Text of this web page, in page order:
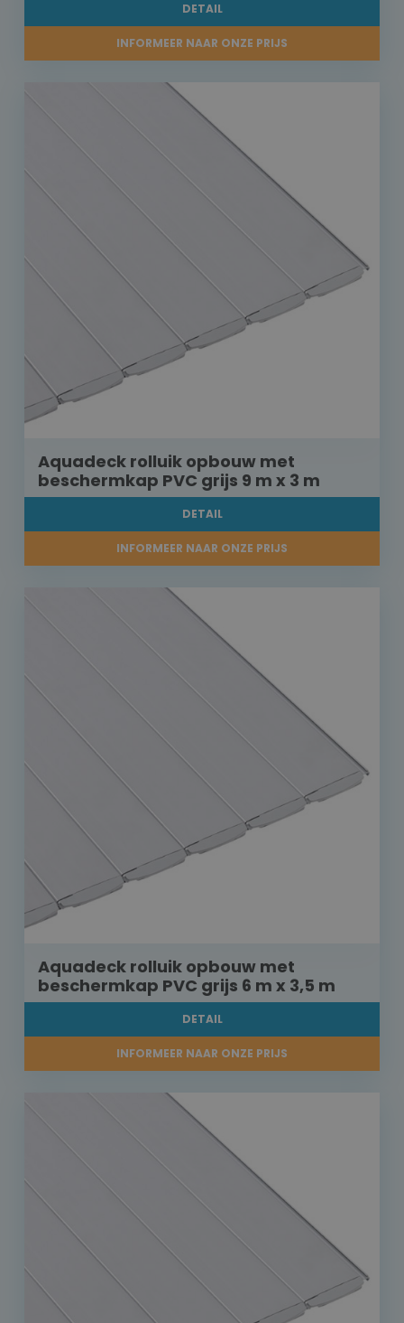
DETAIL
INFORMEER NAAR ONZE PRIJS
Aquadeck rolluik opbouw met
beschermkap PVC grijs 9 m x 3 m
DETAIL
INFORMEER NAAR ONZE PRIJS
Aquadeck rolluik opbouw met
beschermkap PVC grijs 6 m x 3,5 m
DETAIL
INFORMEER NAAR ONZE PRIJS